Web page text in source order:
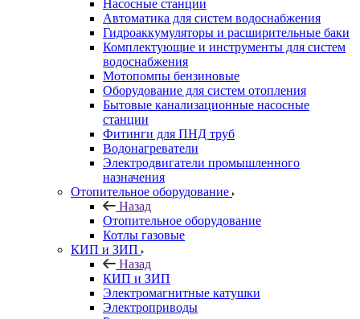
Насосные станции
Автоматика для систем водоснабжения
Гидроаккумуляторы и расширительные баки
Комплектующие и инструменты для систем
водоснабжения
Мотопомпы бензиновые
Оборудование для систем отопления
Бытовые канализационные насосные
станции
Фитинги для ПНД труб
Водонагреватели
Электродвигатели промышленного
назначения
Отопительное оборудование
Назад
Отопительное оборудование
Котлы газовые
КИП и ЗИП
Назад
КИП и ЗИП
Электромагнитные катушки
Электроприводы